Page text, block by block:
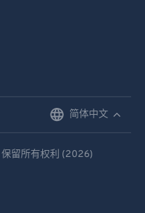
简体中文
保留所有权利 (2026)